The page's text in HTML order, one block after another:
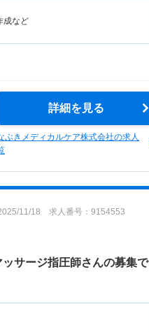
成など
詳細を見る
ぶきメディカルケア株式会社の求人
11/18 求人番号：9154553
サージ指圧師さんの募集で